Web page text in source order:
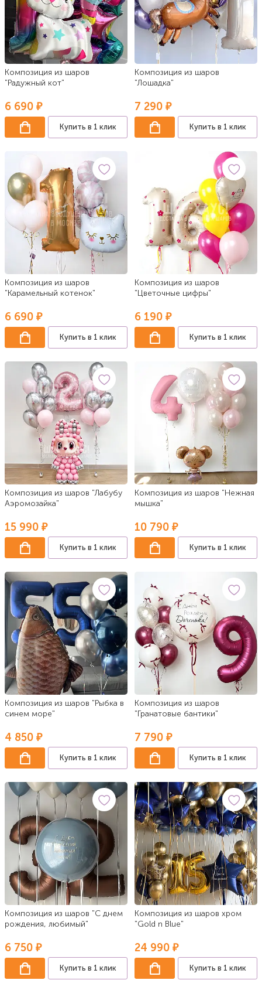
Композиция из шаров
"Радужный кот"
6 690 ₽
Купить в 1 клик
Композиция из шаров
"Лошадка"
7 290 ₽
Купить в 1 клик
Композиция из шаров
"Карамельный котенок"
6 690 ₽
Купить в 1 клик
Композиция из шаров
"Цветочные цифры"
6 190 ₽
Купить в 1 клик
Композиция из шаров "Лабубу
Аэромозайка"
15 990 ₽
Купить в 1 клик
Композиция из шаров "Нежная
мышка"
10 790 ₽
Купить в 1 клик
Композиция из шаров "Рыбка в
синем море"
4 850 ₽
Купить в 1 клик
Композиция из шаров
"Гранатовые бантики"
7 790 ₽
Купить в 1 клик
Композиция из шаров "С днем
рождения, любимый"
6 750 ₽
Купить в 1 клик
Композиция из шаров хром
"Gold n Blue"
24 990 ₽
Купить в 1 клик